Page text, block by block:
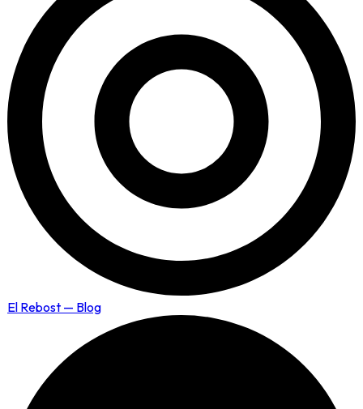
El Rebost — Blog